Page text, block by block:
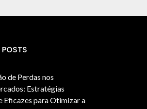
de Perdas nos
Estratégias
Eficazes para Otimizar a